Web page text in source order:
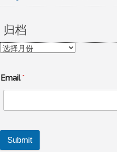
归档
归
Email*
Submit